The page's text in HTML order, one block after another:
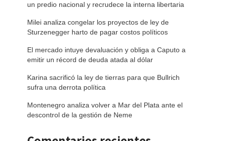
un predio nacional y recrudece la interna libertaria
Milei analiza congelar los proyectos de ley de
Sturzenegger harto de pagar costos políticos
El mercado intuye devaluación y obliga a Caputo a
emitir un récord de deuda atada al dólar
Karina sacrificó la ley de tierras para que Bullrich
sufra una derrota política
Montenegro analiza volver a Mar del Plata ante el
descontrol de la gestión de Neme